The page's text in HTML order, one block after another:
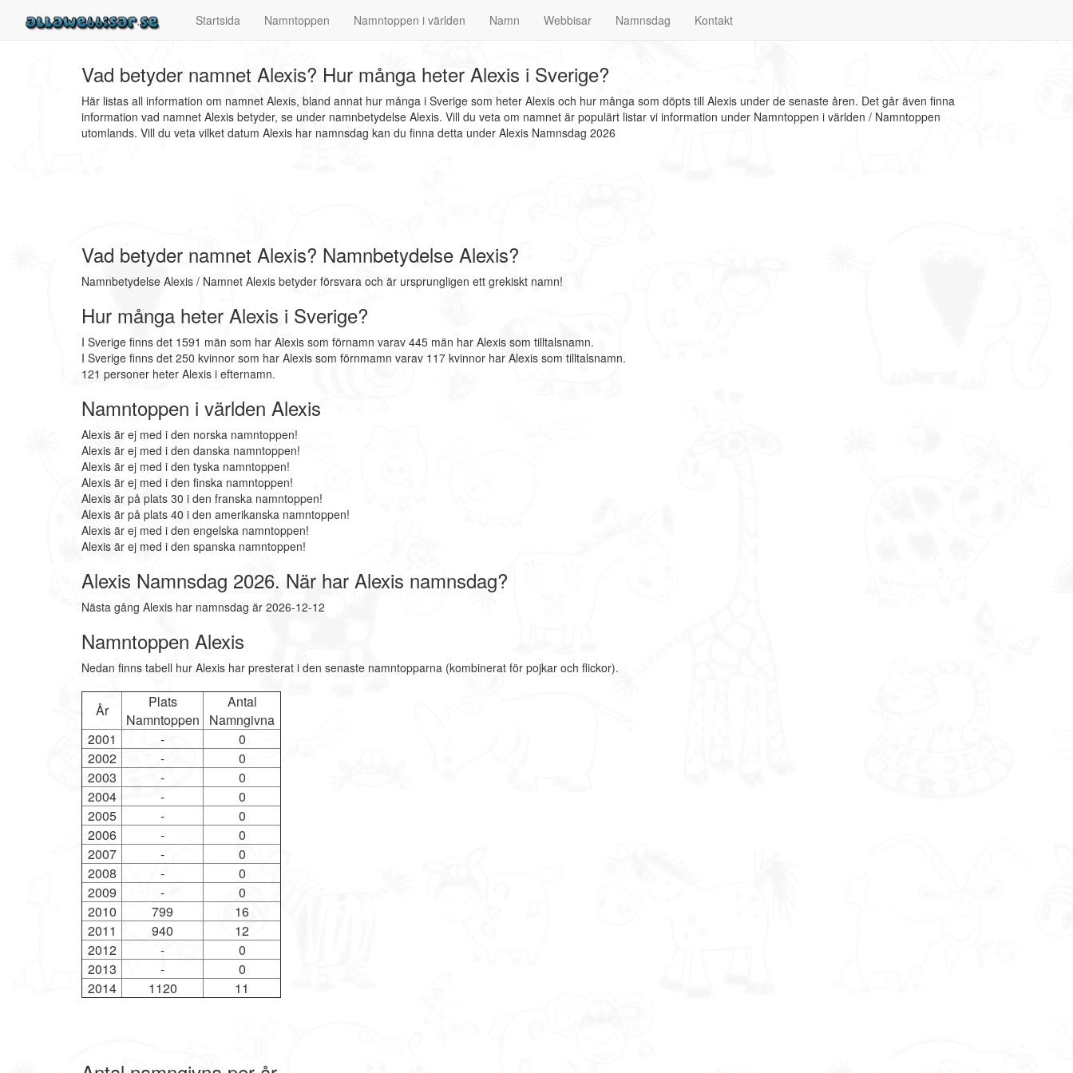
Startsida Namntoppen Namntoppen i världen Namn Webbisar Namnsdag Kontakt
Vad betyder namnet Alexis? Hur många heter Alexis i Sverige?
Här listas all information om namnet Alexis, bland annat hur många i Sverige som heter Alexis och hur många som döpts till Alexis under de senaste åren. Det går även finna
information vad namnet Alexis betyder, se under namnbetydelse Alexis. Vill du veta om namnet är populärt listar vi information under Namntoppen i världen / Namntoppen
utomlands. Vill du veta vilket datum Alexis har namnsdag kan du finna detta under Alexis Namnsdag 2026
Vad betyder namnet Alexis? Namnbetydelse Alexis?
Namnbetydelse Alexis / Namnet Alexis betyder försvara och är ursprungligen ett grekiskt namn!
Hur många heter Alexis i Sverige?
I Sverige finns det 1591 män som har Alexis som förnamn varav 445 män har Alexis som tilltalsnamn.
I Sverige finns det 250 kvinnor som har Alexis som förnmamn varav 117 kvinnor har Alexis som tilltalsnamn.
121 personer heter Alexis i efternamn.
Namntoppen i världen Alexis
Alexis är ej med i den norska namntoppen!
Alexis är ej med i den danska namntoppen!
Alexis är ej med i den tyska namntoppen!
Alexis är ej med i den finska namntoppen!
Alexis är på plats 30 i den franska namntoppen!
Alexis är på plats 40 i den amerikanska namntoppen!
Alexis är ej med i den engelska namntoppen!
Alexis är ej med i den spanska namntoppen!
Alexis Namnsdag 2026. När har Alexis namnsdag?
Nästa gång Alexis har namnsdag är 2026-12-12
Namntoppen Alexis
Nedan finns tabell hur Alexis har presterat i den senaste namntopparna (kombinerat för pojkar och flickor).
År
Plats
Namntoppen
Antal
Namngivna
2001
-
0
2002
-
0
2003
-
0
2004
-
0
2005
-
0
2006
-
0
2007
-
0
2008
-
0
2009
-
0
2010
799
16
2011
940
12
2012
-
0
2013
-
0
2014
1120 11